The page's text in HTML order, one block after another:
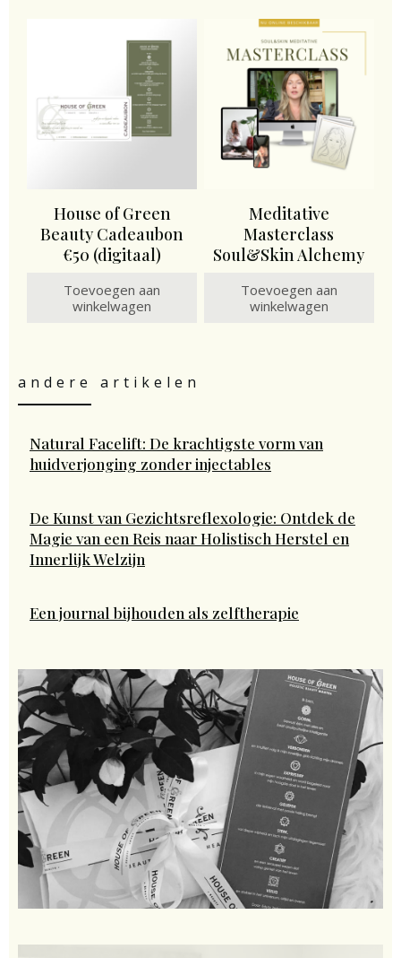
House of Green
Beauty Cadeaubon
€50 (digitaal)
Toevoegen aan
winkelwagen
Meditative
Masterclass
Soul&Skin Alchemy
Toevoegen aan
winkelwagen
andere artikelen
Natural Facelift: De krachtigste vorm van
huidverjonging zonder injectables
De Kunst van Gezichtsreflexologie: Ontdek de
Magie van een Reis naar Holistisch Herstel en
Innerlijk Welzijn
Een journal bijhouden als zelftherapie